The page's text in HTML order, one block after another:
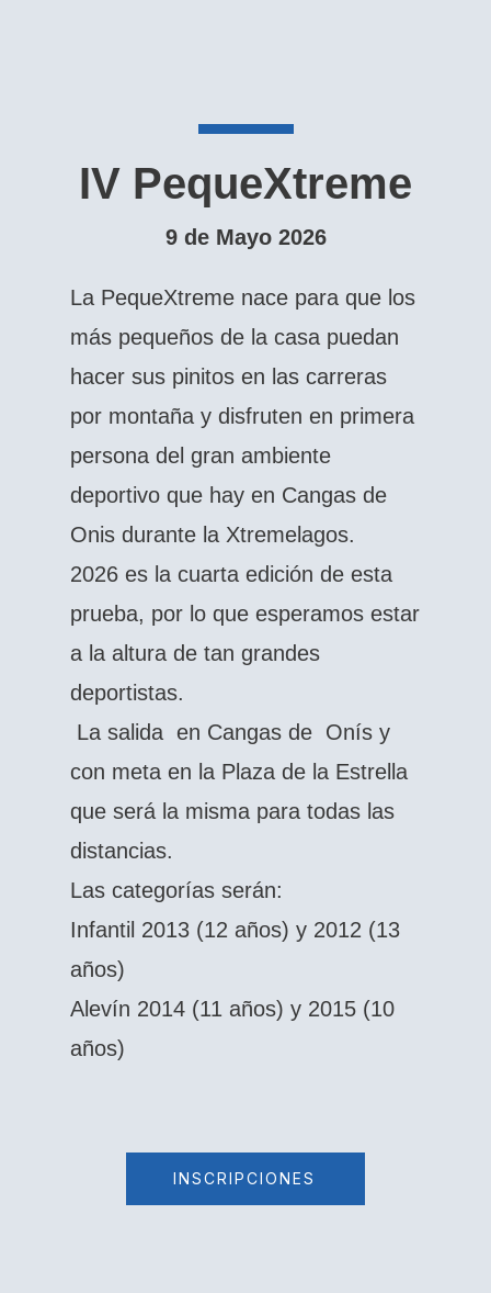
IV PequeXtreme
9 de Mayo 2026
La PequeXtreme nace para que los
más pequeños de la casa puedan
hacer sus pinitos en las carreras
por montaña y disfruten en primera
persona del gran ambiente
deportivo que hay en Cangas de
Onis durante la Xtremelagos.
2026 es la cuarta edición de esta
prueba, por lo que esperamos estar
a la altura de tan grandes
deportistas.
La salida en Cangas de Onís y
con meta en la Plaza de la Estrella
que será la misma para todas las
distancias.
Las categorías serán:
Infantil 2013 (12 años) y 2012 (13
años)
Alevín 2014 (11 años) y 2015 (10
años)
INSCRIPCIONES